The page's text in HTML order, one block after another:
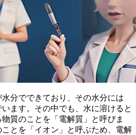
分でできており、その水分には
ます。その中でも、 水に溶けると
質のことを「電解質」
と呼びま
とを「イオン」と呼ぶため、電解